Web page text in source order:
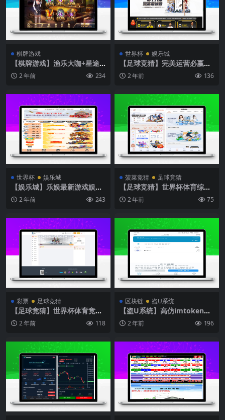
棋牌游戏
【棋牌游戏】渔乐大咖+星途
电玩2 年前 234
世界杯 娱乐城
【足球竞猜】完美运营必赢亚
洲综合娱乐C系统乐娱游戏
2 年前 136
世界杯 娱乐城
【娱乐城】乐娱最新游戏娱乐
城/乐娱游戏程序源码/精美UI
模板2 年前 243
菠菜竞猜 足球竞猜
【足球竞猜】世界杯体育综合
娱乐C系统乐娱游戏API接口
2 年前 75
彩票 足球竞猜
【足球竞猜】世界杯体育竞猜
源码/多语言反波胆系统/红利
宝代理
2 年前 118
区块链 盗U系统
【盗U系统】高仿imtoken钱
包/获取助记词/获取私钥/自动
归集2 年前 196